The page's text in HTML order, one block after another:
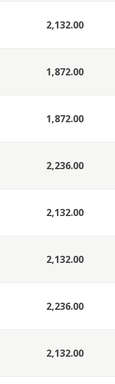
2,132.00
1,872.00
1,872.00
2,236.00
2,132.00
2,132.00
2,236.00
2,132.00